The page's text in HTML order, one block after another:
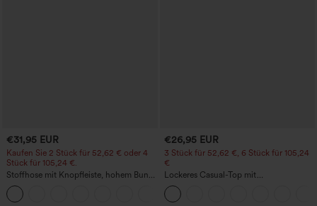
€31,95 EUR
Kaufen Sie 2 Stück für 52,62 € oder 4
Stück für 105,24 €.
Stoffhose mit Knopfleiste, hohem Bund,
mehreren Taschen und geradem Bein
€26,95 EUR
3 Stück für 52,62 €, 6 Stück für 105,24
€
Lockeres Casual-Top mit
Rundhalsausschnitt und
Fledermausärmeln